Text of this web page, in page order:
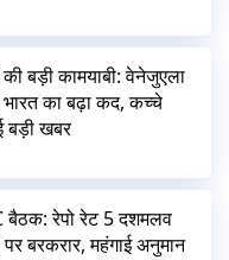
बड़ी कामयाबी: वेनेजुएला
का बढ़ा कद, कच्चे
खबर
बैठक: रेपो रेट 5 दशमलव
बरकरार, महंगाई अनुमान